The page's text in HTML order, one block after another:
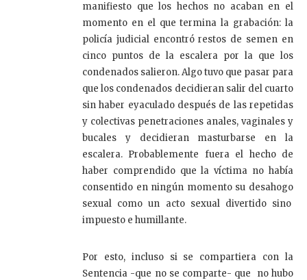
manifiesto que los hechos no acaban en el
momento en el que termina la grabación: la
policía judicial encontró restos de semen en
cinco puntos de la escalera por la que los
condenados salieron. Algo tuvo que pasar para
que los condenados decidieran salir del cuarto
sin haber eyaculado después de las repetidas
y colectivas penetraciones anales, vaginales y
bucales y decidieran masturbarse en la
escalera. Probablemente fuera el hecho de
haber comprendido que la víctima no había
consentido en ningún momento su desahogo
sexual como un acto sexual divertido sino
impuesto e humillante.
Por esto, incluso si se compartiera con la
Sentencia -que no se comparte- que no hubo